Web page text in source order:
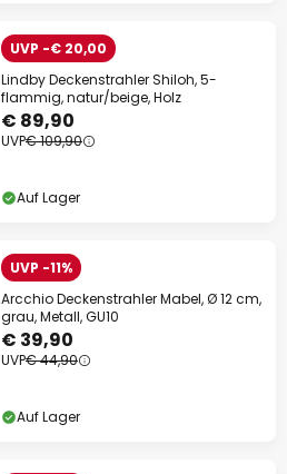
UVP -€ 20,00
Lindby Deckenstrahler Shiloh, 5-
flammig, natur/beige, Holz
€ 89,90
UVP€ 109,90
Auf Lager
UVP -11%
Arcchio Deckenstrahler Mabel, Ø 12 cm,
grau, Metall, GU10
€ 39,90
UVP€ 44,90
Auf Lager